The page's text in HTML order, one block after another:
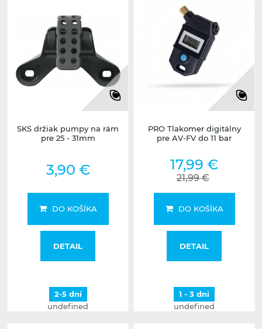
SKS držiak pumpy na rám
pre 25 - 31mm
3,90 €
DO KOŠÍKA
DETAIL
2-5 dní
undefined
PRO Tlakomer digitálny
pre AV-FV do 11 bar
17,99 €
21,99 €
DO KOŠÍKA
DETAIL
1 - 3 dni
undefined